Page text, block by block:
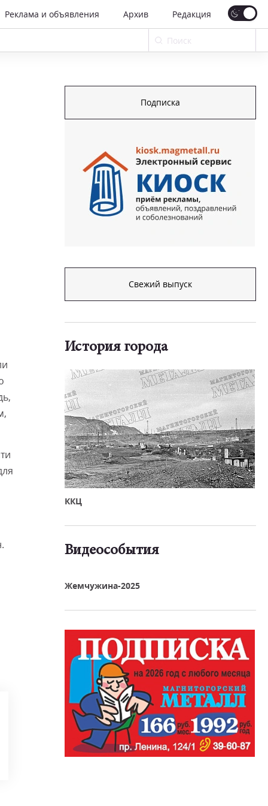
Реклама и объявления Архив Редакция
Подписка
Свежий выпуск
История города
ККЦ
Видеособытия
Жемчужина-2025